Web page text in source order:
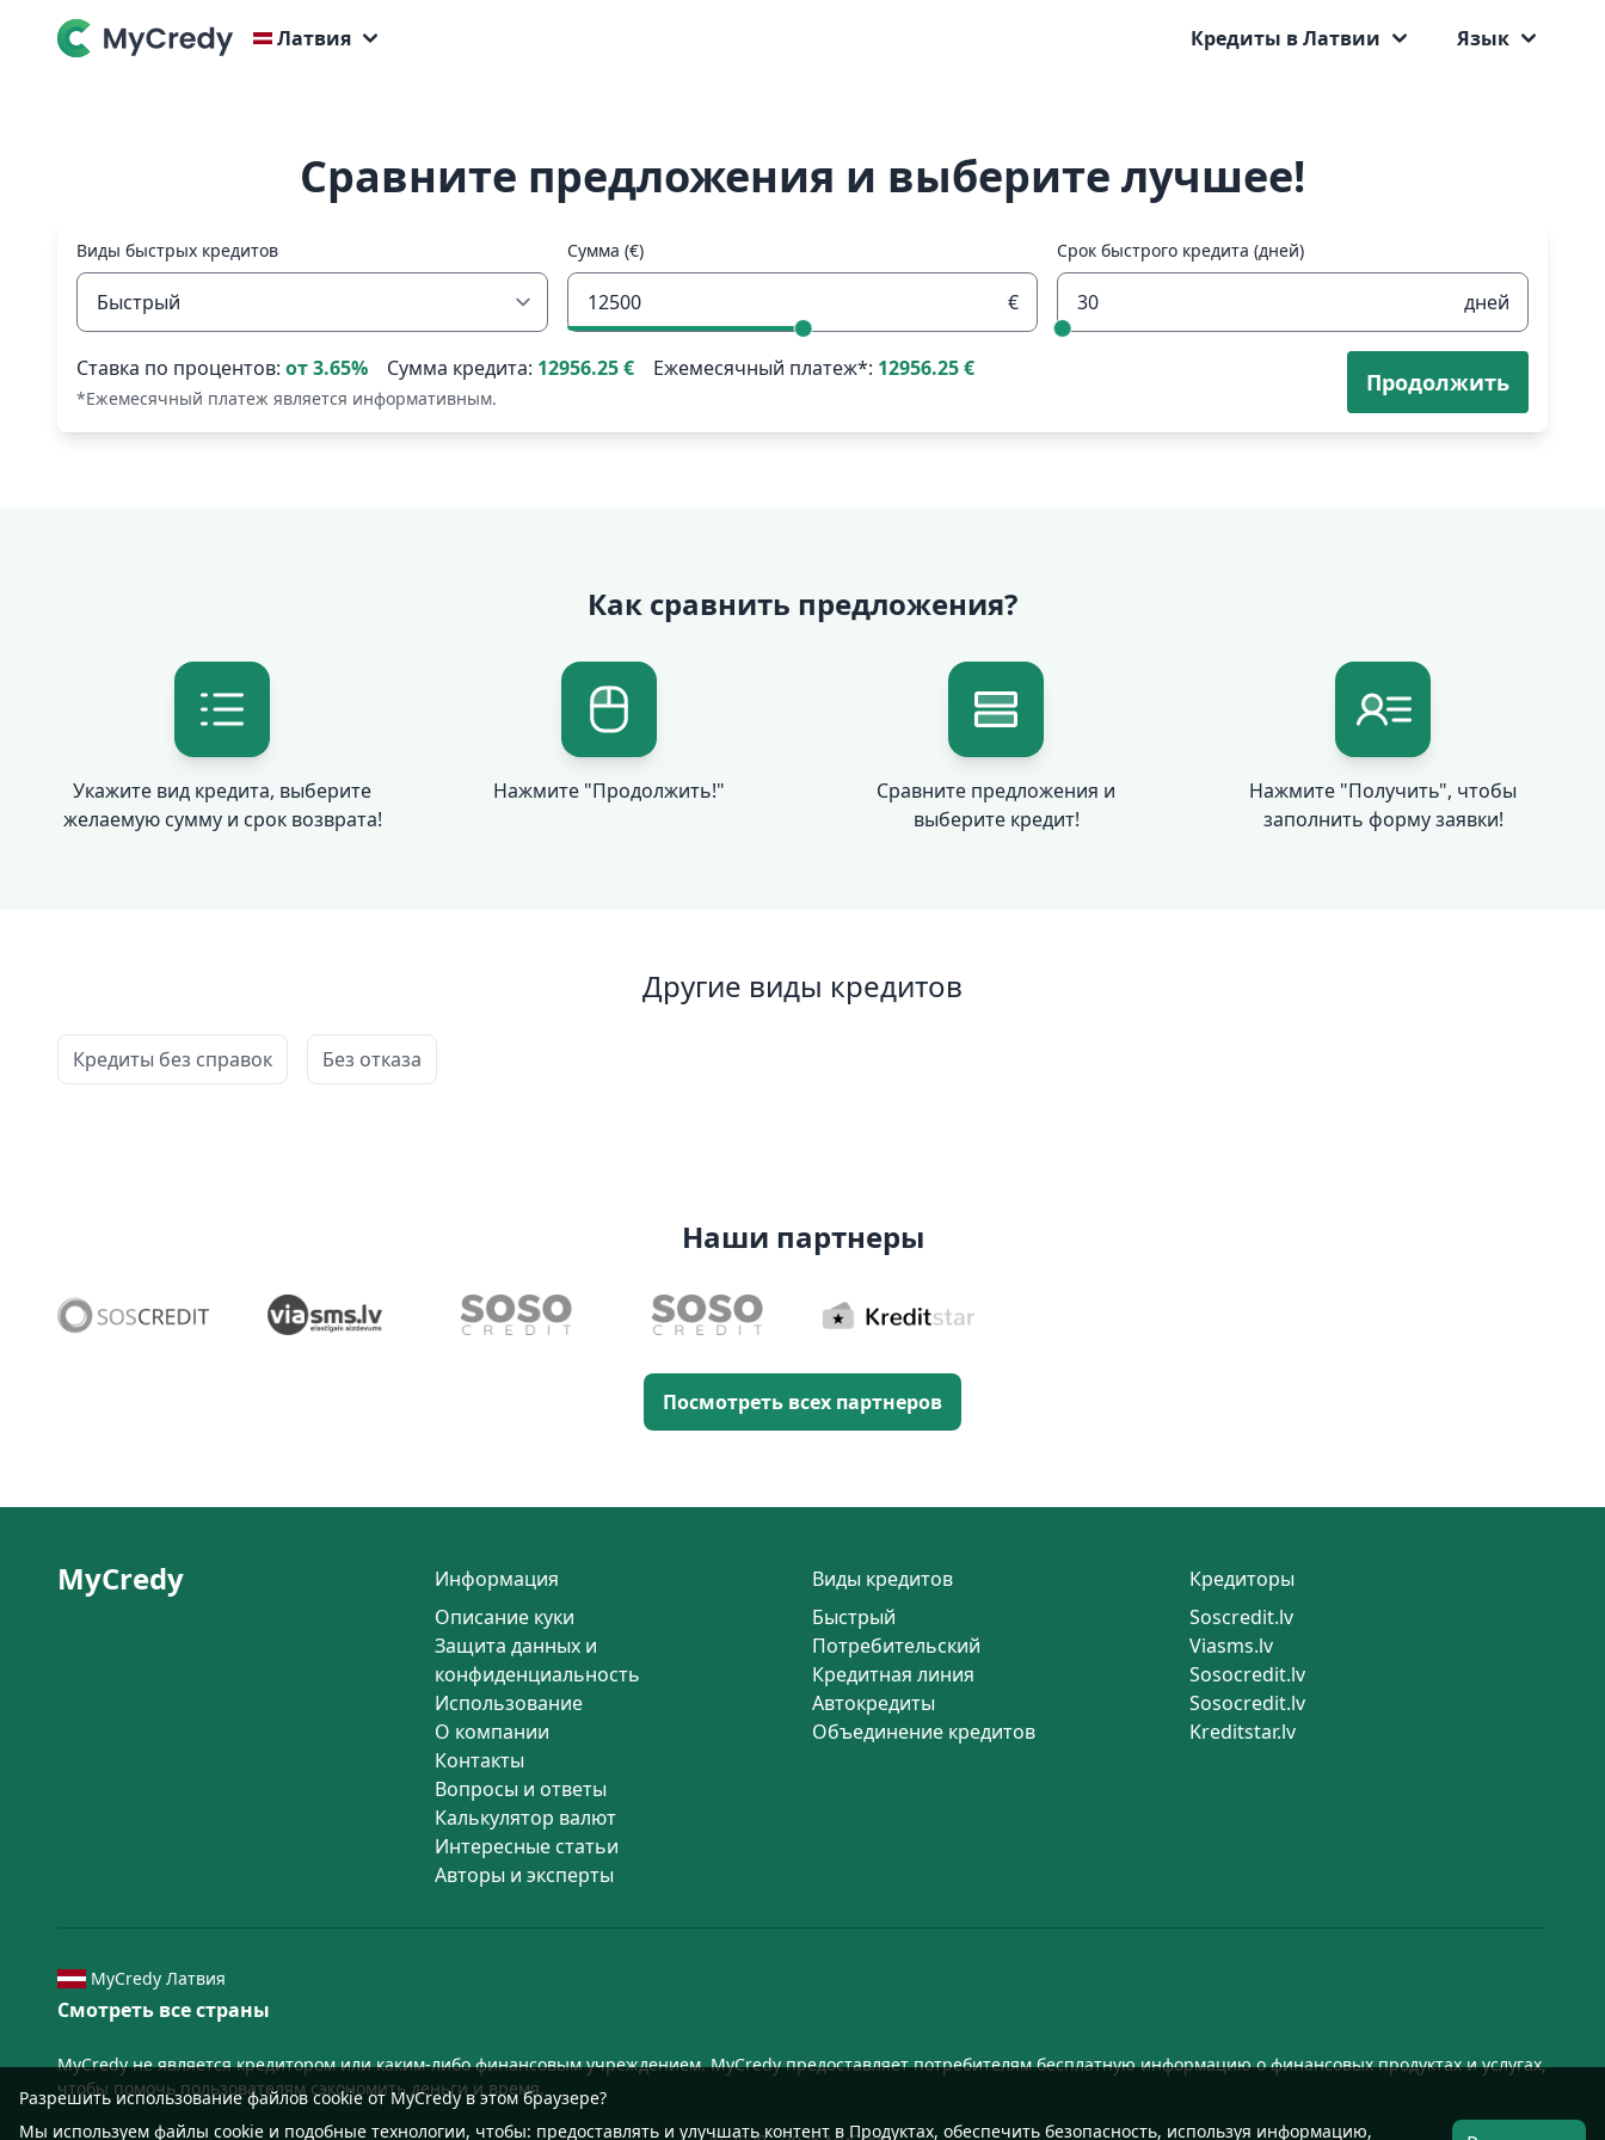
Латвия Кредиты в Латвии Язык
Сравните предложения и выберите лучшее!
Виды быстрых кредитов Сумма (€)
€
Срок быстрого кредита (дней)
дней
Ставка по процентов: от3.65% Сумма кредита: 12956.25€ Ежемесячный платеж*: 12956.25€
*Ежемесячный платеж является информативным.
Продолжить
Как сравнить предложения?
Укажите вид кредита, выберите
желаемую сумму и срок возврата!
Нажмите "Продолжить!"
Сравните предложения и
выберите кредит!
Нажмите "Получить", чтобы
заполнить форму заявки!
Другие виды кредитов
Кредиты без справок Без отказа
Наши партнеры
Посмотреть всех партнеров
MyCredy
Информация
Описание куки
Защита данных и
конфиденциальность
Использование
О компании
Контакты
Вопросы и ответы
Калькулятор валют
Интересные статьи
Авторы и эксперты
Виды кредитов
Быстрый
Потребительский
Кредитная линия
Автокредиты
Объединение кредитов
Кредиторы
Soscredit.lv
Viasms.lv
Sosocredit.lv
Sosocredit.lv
Kreditstar.lv
MyCredy Латвия
Смотреть все страны
MyCredy не является кредитором или каким-либо финансовым учреждением. MyCredy предоставляет потребителям бесплатную информацию о финансовых продуктах и ​​услугах,
чтобы помочь пользователям сэкономить деньги и время.
Разрешить использование файлов cookie от MyCredy в этом браузере?
Мы используем файлы cookie и подобные технологии, чтобы: предоставлять и улучшать контент в Продуктах, обеспечить безопасность, используя информацию,